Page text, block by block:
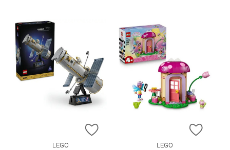
ZUR WUNSCHLISTE HINZUFÜGEN
LEGO
ZUR
LEGO